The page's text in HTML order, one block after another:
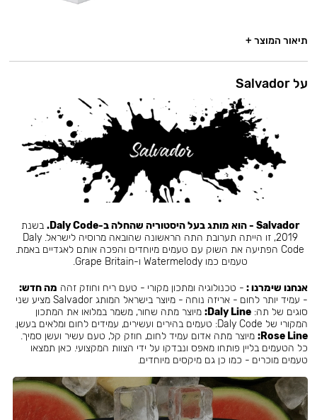
תיאור המוצר +
על Salvador
Salvador - הוא מותג בעל היסטוריה שהחלה ב-Daly Code.
בשנת
2019, זו הייתה תערובת התה הראשונה שהובאה מרוסיה לישראל. Daly
Code הפתיעה את השוק עם טעמים מיוחדים והפכה אותם לאגדיים באמת.
טעמים כמו Watermelody ו-Grape Britain.
אנחנו שימרנו : - טכנולוגיה ומתכון מקורי - טעם ריח וחוזק זהה מה חדש:
- עמיד יותר לחום - אריזה נוחה - מיוצר בישראל המותג Salvador מציע שני
סוגים של תה:Daly Line: מיוצר מתה שחור, משמר במלואו את המתכון
המקורי של Daly Code: טעמים בהירים ועשירים, עמידים לחום ומלאים בעשן.
Rose Line: מיוצר מתה אדום עמיד לחום, חוזק קל, טעם עשיר ועשן סמיך.
כל הטעמים בליין פותחו מאפס ונבדקו על ידי הצוות המקצועי. כאן תמצאו
טעמים מוכרים - כמו כן גם מיקסים מיוחדים.